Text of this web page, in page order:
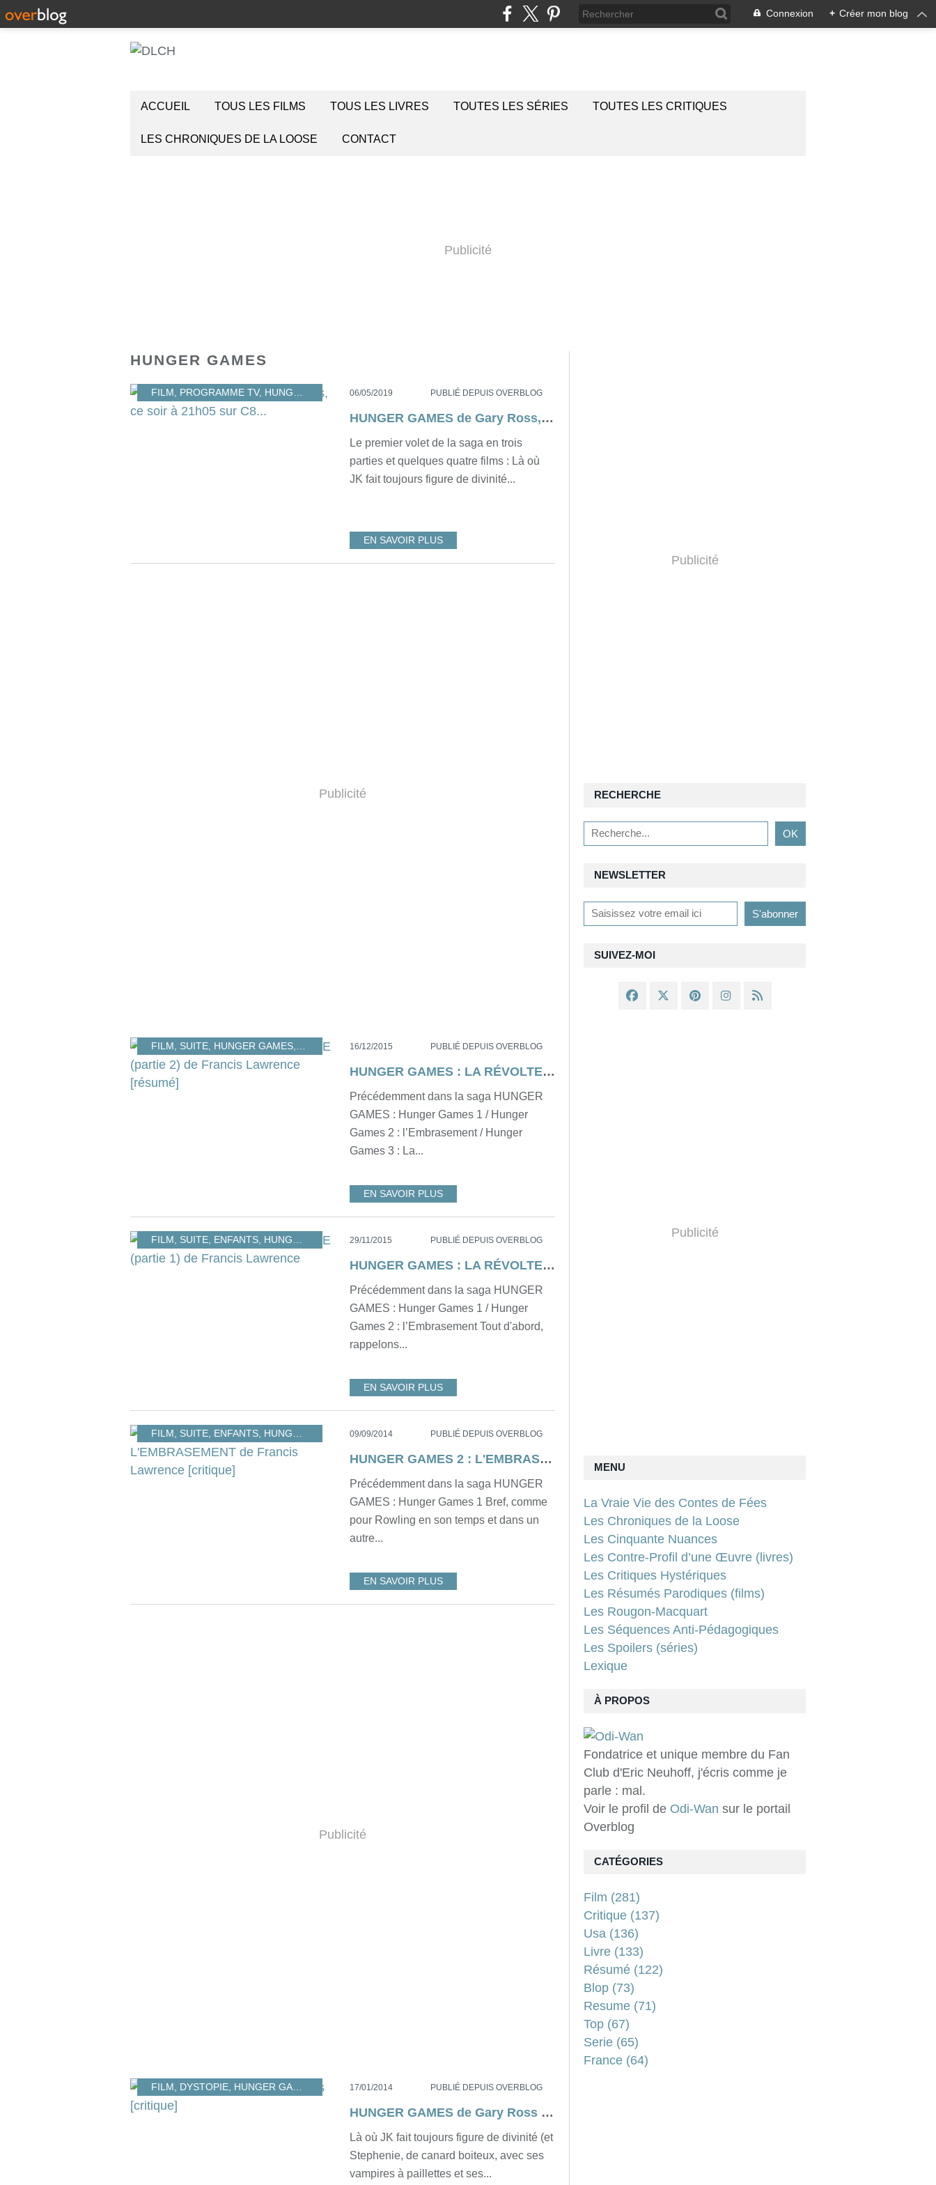
Connexion + Créer mon blog
ACCUEIL TOUS LES FILMS TOUS LES LIVRES TOUTES LES SÉRIES TOUTES LES CRITIQUES
LES CHRONIQUES DE LA LOOSE CONTACT
Publicité
HUNGER GAMES
FILM , PROGRAMME TV, HUNGER GAMES USA,SAGA
06/05/2019 PUBLIÉ DEPUIS OVERBLOG
HUNGER GAMES de Gary Ross, ce soir à 21h05 sur C8...
Le premier volet de la saga en trois
parties et quelques quatre films : Là où
JK fait toujours figure de divinité...
EN SAVOIR PLUS
Publicité
FILM , SUITE, HUNGER GAMES, RÉSUMÉ ENFANTS
16/12/2015 PUBLIÉ DEPUIS OVERBLOG
HUNGER GAMES : LA RÉVOLTE (partie 2) de Francis Lawrence [résumé]
Précédemment dans la saga HUNGER
GAMES : Hunger Games 1 / Hunger
Games 2 : l’Embrasement / Hunger
Games 3 : La...
EN SAVOIR PLUS
FILM , SUITE, ENFANTS, HUNGER GAMES DYSTOPIE
29/11/2015 PUBLIÉ DEPUIS OVERBLOG
HUNGER GAMES : LA RÉVOLTE (partie 1) de Francis Lawrence
Précédemment dans la saga HUNGER
GAMES : Hunger Games 1 / Hunger
Games 2 : l’Embrasement Tout d'abord,
rappelons...
EN SAVOIR PLUS
FILM , SUITE, ENFANTS, HUNGER GAMES DYSTOPIE
09/09/2014 PUBLIÉ DEPUIS OVERBLOG
HUNGER GAMES 2 : L'EMBRASEMENT de Francis Lawrence [critique]
Précédemment dans la saga HUNGER
GAMES : Hunger Games 1 Bref, comme
pour Rowling en son temps et dans un
autre...
EN SAVOIR PLUS
Publicité
FILM , DYSTOPIE, HUNGER GAMES ENFANTS17/01/2014 PUBLIÉ DEPUIS OVERBLOG
HUNGER GAMES de Gary Ross [critique]
Là où JK fait toujours figure de divinité (et
Stephenie, de canard boiteux, avec ses
vampires à paillettes et ses...
Publicité
NEWSLETTER
SUIVEZ-MOI
RECHERCHE
À PROPOS
Fondatrice et unique membre du Fan
Club d'Eric Neuhoff, j'écris comme je
parle : mal.
Voir le profil de Odi-Wan sur le portail
Overblog
Publicité
MENU
La Vraie Vie des Contes de Fées
Les Chroniques de la Loose
Les Cinquante Nuances
Les Contre-Profil d’une Œuvre (livres)
Les Critiques Hystériques
Les Résumés Parodiques (films)
Les Rougon-Macquart
Les Séquences Anti-Pédagogiques
Les Spoilers (séries)
Lexique
CATÉGORIES
Film (281)
Critique (137)
Usa (136)
Livre (133)
Résumé (122)
Blop (73)
Resume (71)
Top (67)
Serie (65)
France (64)